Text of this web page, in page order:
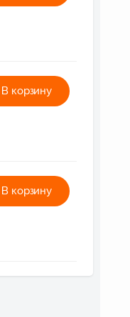
В корзину
В корзину